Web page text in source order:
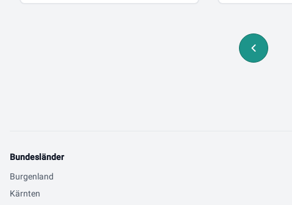
Bundesländer
Burgenland
Kärnten